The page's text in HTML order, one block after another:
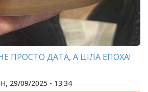
ПРОСТО ДАТА, А ЦІЛА ЕПОХА!
29/09/2025 - 13:34